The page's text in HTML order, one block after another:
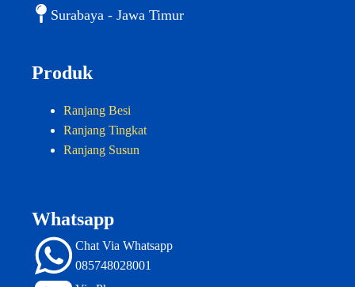
Surabaya - Jawa Timur
Produk
Ranjang Besi
Ranjang Tingkat
Ranjang Susun
Whatsapp
Chat Via Whatsapp
085748028001